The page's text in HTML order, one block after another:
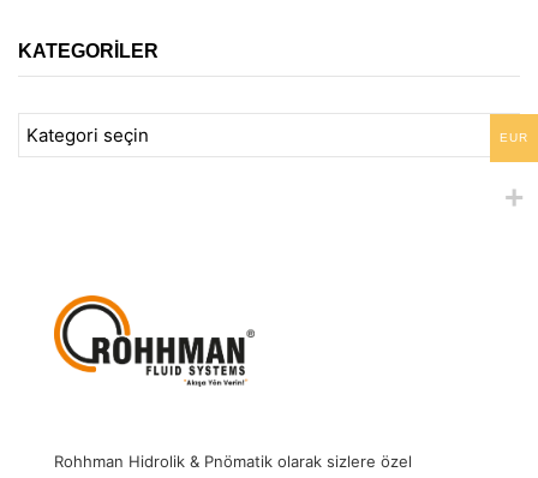
KATEGORILER
Rohhman Hidrolik & Pnömatik olarak sizlere özel
EUR